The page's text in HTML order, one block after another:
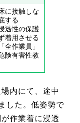
に接触しな
する
透性の保護
着用させる
全作業員」
険有害性教
内にて、途中
した。低姿勢で
作業着に浸透